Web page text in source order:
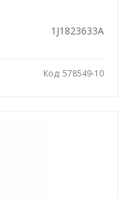
1J1823633A
Код: 578549-10